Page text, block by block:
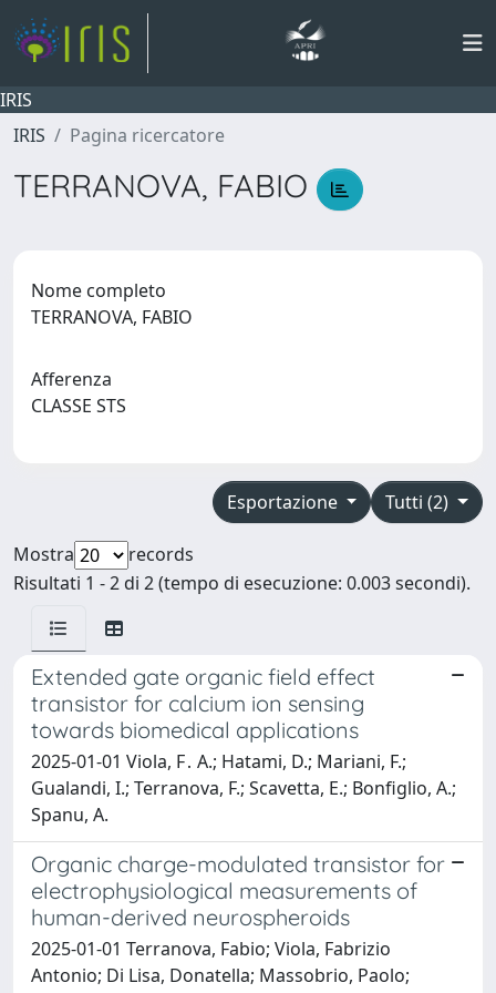
IRIS
IRIS
Pagina ricercatore
TERRANOVA, FABIO
Nome completo
TERRANOVA, FABIO
Afferenza
CLASSE STS
Tutti (2)
Esportazione
Mostra
records
Risultati 1 - 2 di 2 (tempo di esecuzione: 0.003 secondi).
Extended gate organic field effect
transistor for calcium ion sensing
towards biomedical applications
2025-01-01 Viola, F․ A.; Hatami, D.; Mariani, F.;
Gualandi, I.; Terranova, F.; Scavetta, E.; Bonfiglio, A.;
Spanu, A.
Organic charge-modulated transistor for
electrophysiological measurements of
human-derived neurospheroids
2025-01-01 Terranova, Fabio; Viola, Fabrizio
Antonio; Di Lisa, Donatella; Massobrio, Paolo;